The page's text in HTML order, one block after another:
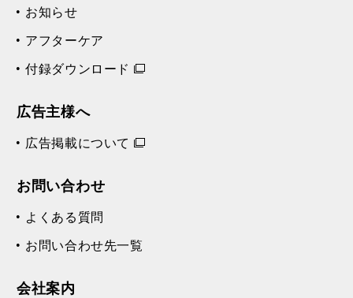
お知らせ
アフターケア
付録ダウンロード
広告主様へ
広告掲載について
お問い合わせ
よくある質問
お問い合わせ先一覧
会社案内